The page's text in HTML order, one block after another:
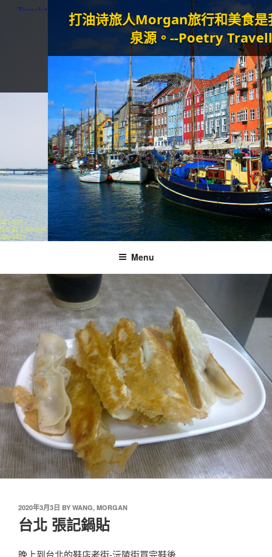
打油诗旅人Morgan旅行和美食是我生命
泉源。--Poetry Traveller
Menu
2020年3月3日 BY WANG, MORGAN
台北 張記鍋貼
晚上到台北的鞋店老街-沅陵街買完鞋後